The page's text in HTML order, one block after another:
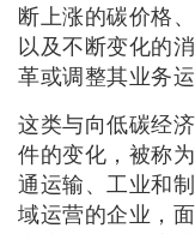
断上涨的碳价格
以及不断变化的
革或调整其业务运
这类与向低碳经
件的变化，被称
通运输、工业和
域运营的企业，